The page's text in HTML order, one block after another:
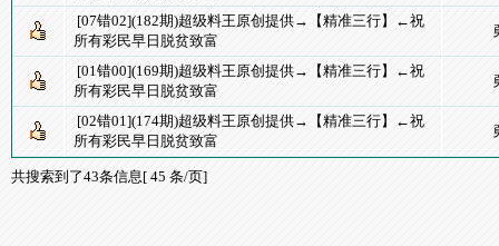
[07错02](182期)超级料王原创提供→【精准三行】←祝
所有彩民早日脱贫致富
[01错00](169期)超级料王原创提供→【精准三行】←祝
所有彩民早日脱贫致富
[02错01](174期)超级料王原创提供→【精准三行】←祝
所有彩民早日脱贫致富
共搜索到了43条信息[ 45 条/页]